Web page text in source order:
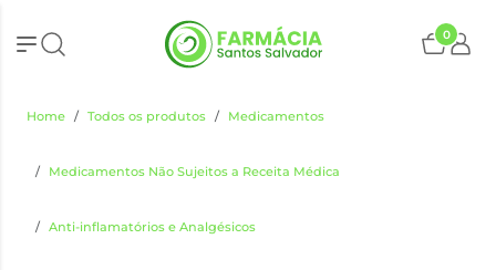
0
Home Todos os produtos Medicamentos
Medicamentos Não Sujeitos a Receita Médica
Anti-inflamatórios e Analgésicos